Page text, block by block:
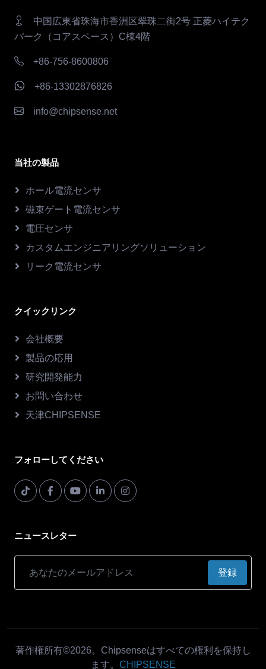
中国広東省珠海市香洲区翠珠二街2号 正菱ハイテク
パーク（コアスペース）C棟4階
+86-756-8600806
+86-13302876826
info@chipsense.net
当社の製品
ホール電流センサ
磁束ゲート電流センサ
電圧センサ
カスタムエンジニアリングソリューション
リーク電流センサ
クイックリンク
会社概要
製品の応用
研究開発能力
お問い合わせ
天津CHIPSENSE
フォローしてください
ニュースレター
登録
著作権所有©2026。Chipsenseはすべての権利を保持し
ます。 CHIPSENSE